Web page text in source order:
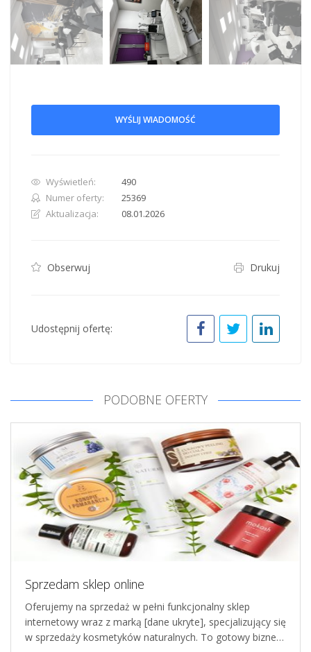
WYŚLIJ WIADOMOŚĆ
Wyświetleń:
490
Numer oferty:
25369
Aktualizacja:
08.01.2026
Obserwuj Drukuj
Udostępnij ofertę:
PODOBNE OFERTY
Sprzedam sklep online
Oferujemy na sprzedaż w pełni funkcjonalny sklep
internetowy wraz z marką [dane ukryte], specjalizujący się
w sprzedaży kosmetyków naturalnych. To gotowy bizne…